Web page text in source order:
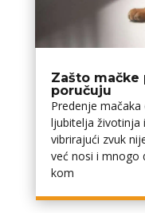
Zašto
poručuju
Predenje
ljubitelja životinja
vibrirajući zvuk
već nosi i mnogo
kom